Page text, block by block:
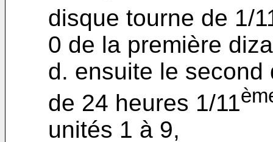
disque tourne de 1/
0 de la première
d. ensuite le
de 24 heures 1/11
unités 1 à 9,